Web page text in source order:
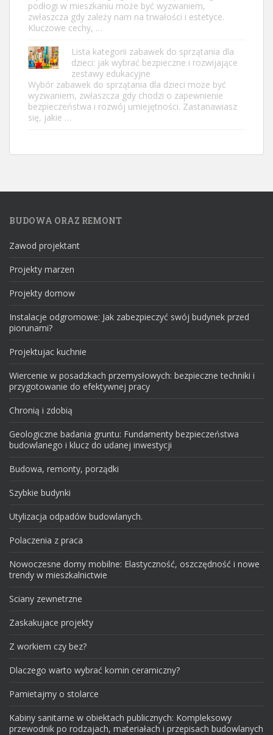
podłogi w mieszkaniu może być wyzwaniem,
zwłaszcza gdy zależy nam na trwałości i estetyce.
Kluczowe cechy, …
Lista kategorii zabawek do sprzątania dla
dzieci: jak wybrać bezpieczne i rozwijające
zestawy edukacyjne
Wybór zabawek do sprzątania dla dzieci może być
wyzwaniem, zwłaszcza gdy chodzi o zapewnienie
bezpieczeństwa i rozwój umiejętności. Zastanawiasz
się, jakie …
BUDOWA ORAZ REMONT
Zawod projektant
Projekty marzen
Projekty domow
Instalacje odgromowe: Jak zabezpieczyć swój budynek przed
piorunami?
Projektujac kuchnie
Wiercenie w posadzkach przemysłowych: bezpieczne techniki i
przygotowanie do efektywnej pracy
Chronią i zdobią
Geologiczne badania gruntu: Fundamenty bezpieczeństwa
budowlanego i klucz do udanej inwestycji
Budowa, remonty, porządki
Szybkie budynki
Utylizacja odpadów budowlanych.
Polaczenia z praca
Nowoczesne domy mobilne: Elastyczność, oszczędność i nowe
trendy w mieszkalnictwie
Sciany zewnetrzne
Zaskakujace projekty
Z workiem czy bez?
Dlaczego warto wybrać komin ceramiczny?
Pamietajmy o stolarce
Kabiny sanitarne w obiektach publicznych: Kompleksowy
przewodnik po rodzajach, materiałach i przepisach budowlanych